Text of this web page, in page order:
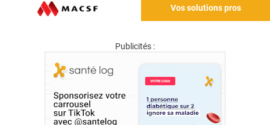
Vos solutions pros
Publicités :